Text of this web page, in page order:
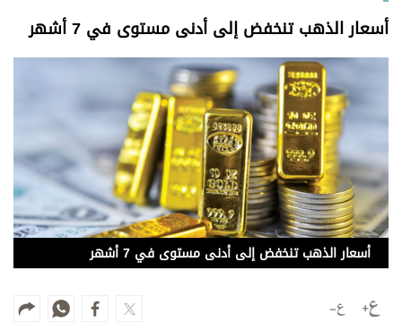
الترفيه
التعليم والمعرفة
الذكاء الاصطناعي
تغطيات
فيديو
بودكاست
إنفوجراف
أسعار الذهب تنخفض إلى أدنى مستوى في 7 أشهر
أسعار الذهب تنخفض إلى أدنى مستوى في 7 أشهر